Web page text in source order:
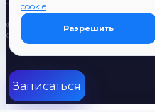
cookie.
Разрешить
© 2022–2026 ABASPB
Согласие на публикацию
Записаться